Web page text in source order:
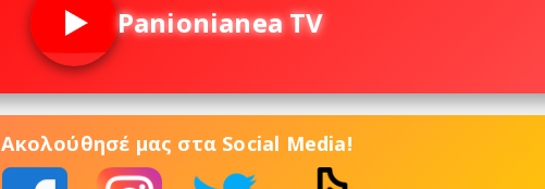
Panionianea TV
Ακολούθησέ μας στα Social Media!